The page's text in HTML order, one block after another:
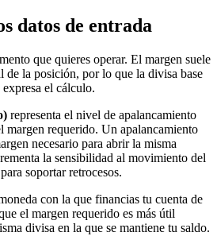
datos de entrada
que quieres operar. El margen suele
de la posición, por lo que la divisa base
el cálculo.
representa el nivel de apalancamiento
margen requerido. Un apalancamiento
necesario para abrir la misma
la sensibilidad al movimiento del
soportar retrocesos.
con la que financias tu cuenta de
el margen requerido es más útil
divisa en la que se mantiene tu saldo.